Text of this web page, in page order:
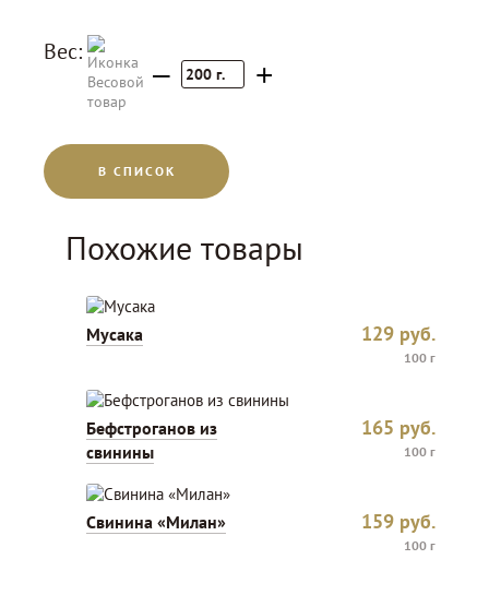
Вес:
– 200 г. +
В СПИСОК
Похожие товары
Мусака 129 руб.
100 г
Бефстроганов из
свинины
165 руб.
100 г
Свинина «Милан» 159 руб.
100 г